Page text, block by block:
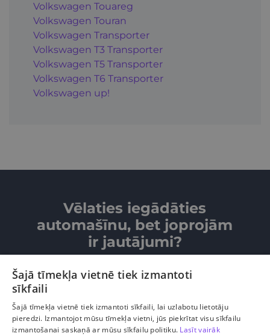
Volkswagen Touareg
Volkswagen Touran
Volkswagen Transporter
Volkswagen T3 Transporter
Volkswagen T5 Transporter
Volkswagen T6 Transporter
Volkswagen up!
Vēlaties iegādāties
automašīnu, bet joprojām
ir jautājumi?
SAZINIETIES AR MUMS
Šajā tīmekļa vietnē tiek izmantoti
sīkfaili
Šajā tīmekļa vietnē tiek izmantoti sīkfaili, lai uzlabotu lietotāju
pieredzi. Izmantojot mūsu tīmekļa vietni, jūs piekrītat visu sīkfailu
izmantošanai saskaņā ar mūsu sīkfailu politiku. Lasīt vairāk